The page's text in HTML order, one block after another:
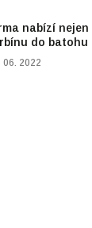
nabízí
do batohu
06. 2022